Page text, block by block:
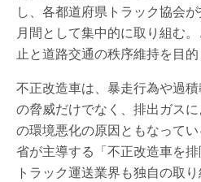
し、各都道府県トラック協会
月間として集中的に取り組む
止と道路交通の秩序維持を目的
不正改造車は、暴走行為や過
の脅威だけでなく、排出ガス
の環境悪化の原因ともなって
省が主導する「不正改造車を排
トラック運送業界も独自の取り